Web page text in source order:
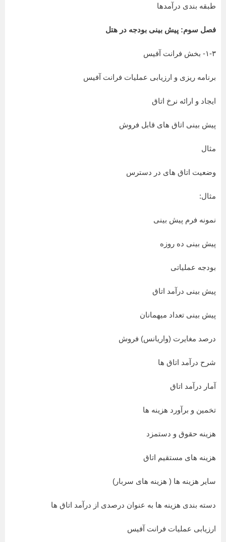
طبقه بندی درآمدها
فصل سوم: پیش بینی بودجه در هتل
۱-۳- بخش فرانت آفیس
برنامه ریزی و ارزیابی عملیات فرانت آفیس
ایجاد و ارائه نرخ اتاق
پیش بینی اتاق های قابل فروش
مثال
وضعیت اتاق های در دسترس
مثال:
نمونه فرم پیش بینی
پیش بینی ده روزه
بودجه عملیاتی
پیش بینی درآمد اتاق
پیش بینی تعداد میهمانان
درصد مغایرت (واریانس) فروش
شرح درآمد اتاق ها
آمار درآمد اتاق
تخمین و برآورد هزینه ها
هزینه حقوق و دستمزد
هزینه های مستقیم اتاق
سایر هزینه ها ( هزینه های سربار)
دسته بندی هزینه ها به عنوان درصدی از درآمد اتاق ها
ارزیابی عملیات فرانت آفیس